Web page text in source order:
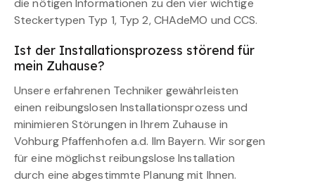
Steckertypen Typ 1, Typ 2, CHAdeMO und CCS.
Ist der Installationsprozess störend für
mein Zuhause?
Unsere erfahrenen Techniker gewährleisten
einen reibungslosen Installationsprozess und
minimieren Störungen in Ihrem Zuhause in
Vohburg Pfaffenhofen a.d. Ilm Bayern. Wir sorgen
für eine möglichst reibungslose Installation
durch eine abgestimmte Planung mit Ihnen.